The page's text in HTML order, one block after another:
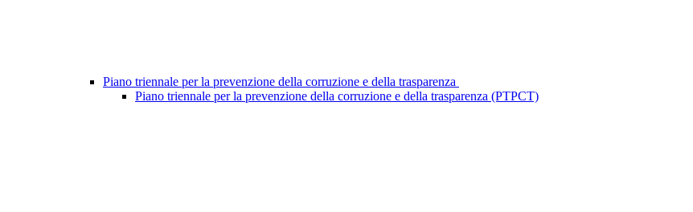
Piano triennale per la prevenzione della corruzione e della trasparenza
Piano triennale per la prevenzione della corruzione e della trasparenza (PTPCT)